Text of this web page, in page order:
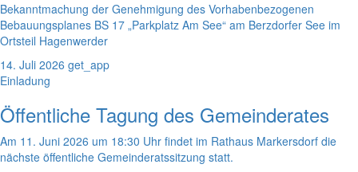
Bekanntmachung der Genehmigung des Vorhabenbezogenen
Bebauungsplanes BS 17 „Parkplatz Am See“ am Berzdorfer See im
Ortsteil Hagenwerder
14. Juli 2026 get_app
Einladung
Öffentliche Tagung des Gemeinderates
Am 11. Juni 2026 um 18:30 Uhr findet im Rathaus Markersdorf die
nächste öffentliche Gemeinderatssitzung statt.